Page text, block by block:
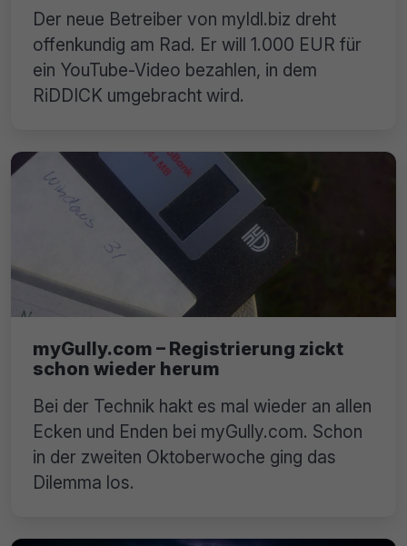
Der neue Betreiber von myldl.biz dreht
offenkundig am Rad. Er will 1.000 EUR für
ein YouTube-Video bezahlen, in dem
RiDDICK umgebracht wird.
myGully.com – Registrierung zickt
schon wieder herum
Bei der Technik hakt es mal wieder an allen
Ecken und Enden bei myGully.com. Schon
in der zweiten Oktoberwoche ging das
Dilemma los.